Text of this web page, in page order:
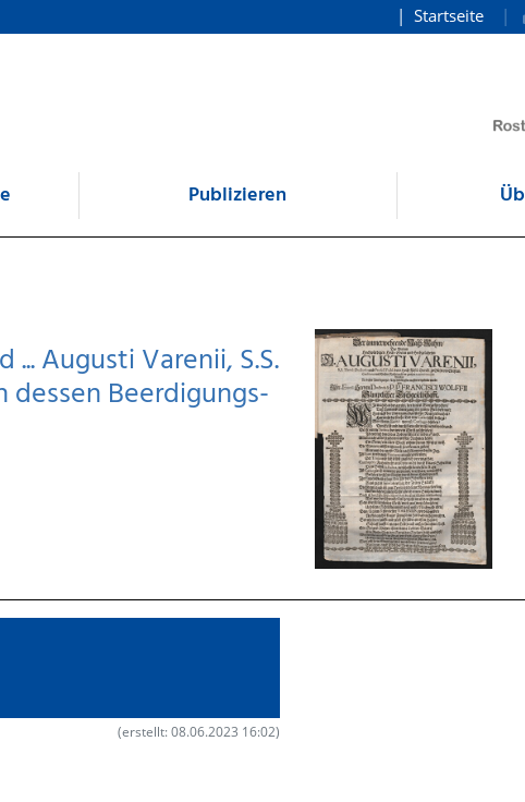
Startseite
Publizieren
Augusti Varenii, S.S.
dessen Beerdigungs-
(erstellt: 08.06.2023 16:02)